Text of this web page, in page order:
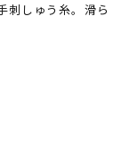
刺しゅう糸。滑ら